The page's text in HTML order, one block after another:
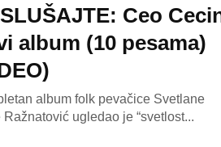
Ceo
album (10 pesama)
album folk pevačice Svetlane
Ražnatović ugledao je “svetlost...